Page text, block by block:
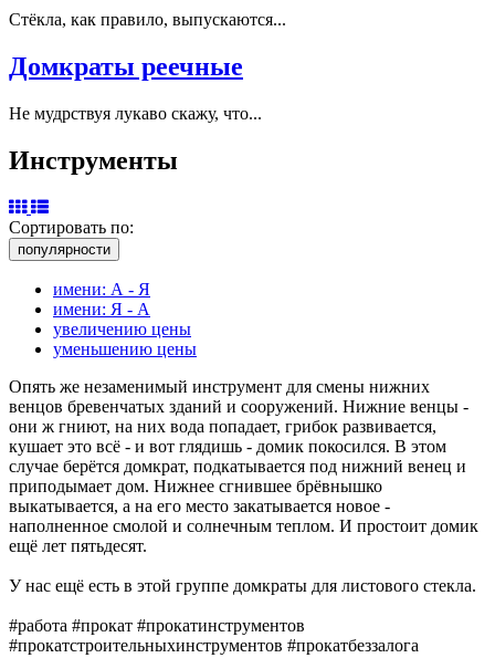
Стёкла, как правило, выпускаются...
Домкраты реечные
Не мудрствуя лукаво скажу, что...
Инструменты
Сортировать по:
популярности
имени: А - Я
имени: Я - А
увеличению цены
уменьшению цены
Опять же незаменимый инструмент для смены нижних
венцов бревенчатых зданий и сооружений. Нижние венцы -
они ж гниют, на них вода попадает, грибок развивается,
кушает это всё - и вот глядишь - домик покосился. В этом
случае берётся домкрат, подкатывается под нижний венец и
приподымает дом. Нижнее сгнившее брёвнышко
выкатывается, а на его место закатывается новое -
наполненное смолой и солнечным теплом. И простоит домик
ещё лет пятьдесят.
У нас ещё есть в этой группе домкраты для листового стекла.
#работа #прокат #прокатинструментов
#прокатстроительныхинструментов #прокатбеззалога